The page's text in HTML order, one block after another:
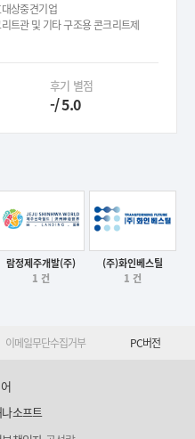
상중견기업
트관 및 기타 구조용 콘크리트제
후기 별점
-/ 5.0
후기보기
람정제주개발(주)
1 건
후기보기
(주)화인베스틸
1 건
이메일무단수집거부 PC버전
소프트